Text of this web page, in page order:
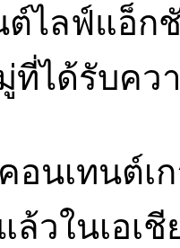
ต์ไลฟ์แอ็ก
ที่ได้รับคว
อนเทนต์เ
ล้วในเอเ